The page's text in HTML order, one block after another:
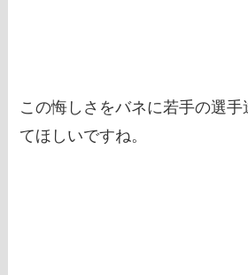
この悔しさをバネに若手の選
てほしいですね。